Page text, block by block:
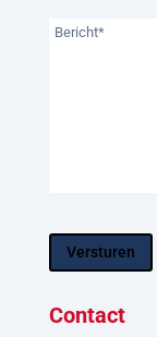
Bericht
CAPTCHA
Versturen
Contact